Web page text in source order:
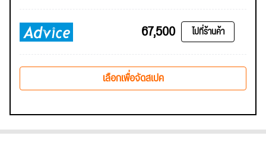
67,500 ไปที่ร้านค้า
เลือกเพื่อจัดสเปค